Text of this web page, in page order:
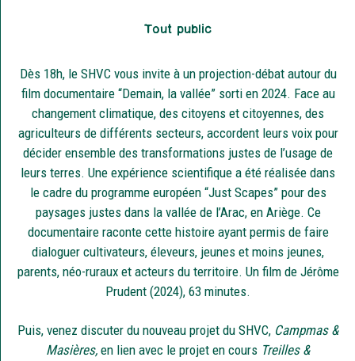
Tout public
Dès 18h, le SHVC vous invite à un projection-débat autour du
film documentaire “Demain, la vallée” sorti en 2024. Face au
changement climatique, des citoyens et citoyennes, des
agriculteurs de différents secteurs, accordent leurs voix pour
décider ensemble des transformations justes de l’usage de
leurs terres. Une expérience scientifique a été réalisée dans
le cadre du programme européen “Just Scapes” pour des
paysages justes dans la vallée de l’Arac, en Ariège. Ce
documentaire raconte cette histoire ayant permis de faire
dialoguer cultivateurs, éleveurs, jeunes et moins jeunes,
parents, néo-ruraux et acteurs du territoire. Un film de Jérôme
Prudent (2024), 63 minutes.
Puis, venez discuter du nouveau projet du SHVC, Campmas &
Masières, en lien avec le projet en cours Treilles &